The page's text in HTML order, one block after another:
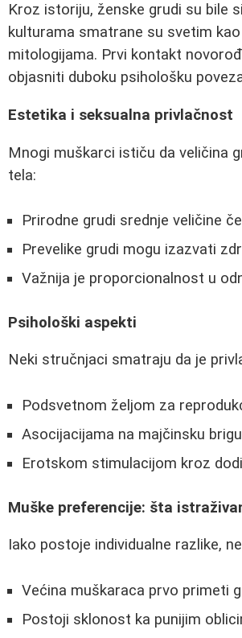
Kroz istoriju, ženske grudi su bile
kulturama smatrane su svetim
mitologijama. Prvi kontakt
objasniti duboku psihološku
Estetika i seksualna privlačnost
Mnogi muškarci ističu da veličina
tela:
Prirodne grudi srednje veličine
Prevelike grudi mogu izazvati
Važnija je proporcionalnost u
Psihološki aspekti
Neki stručnjaci smatraju da je
Podsvetnom željom za
Asocijacijama na majčinsku brigu
Erotskom stimulacijom kroz
Muške preferencije: šta
Iako postoje individualne razlike,
Većina muškaraca prvo primeti
Postoji sklonost ka punijim